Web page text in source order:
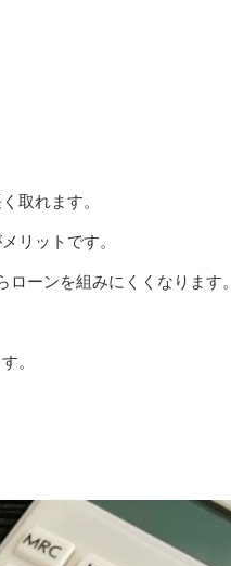
取れます。
リットです。
ーンを組みにくくなります。
。